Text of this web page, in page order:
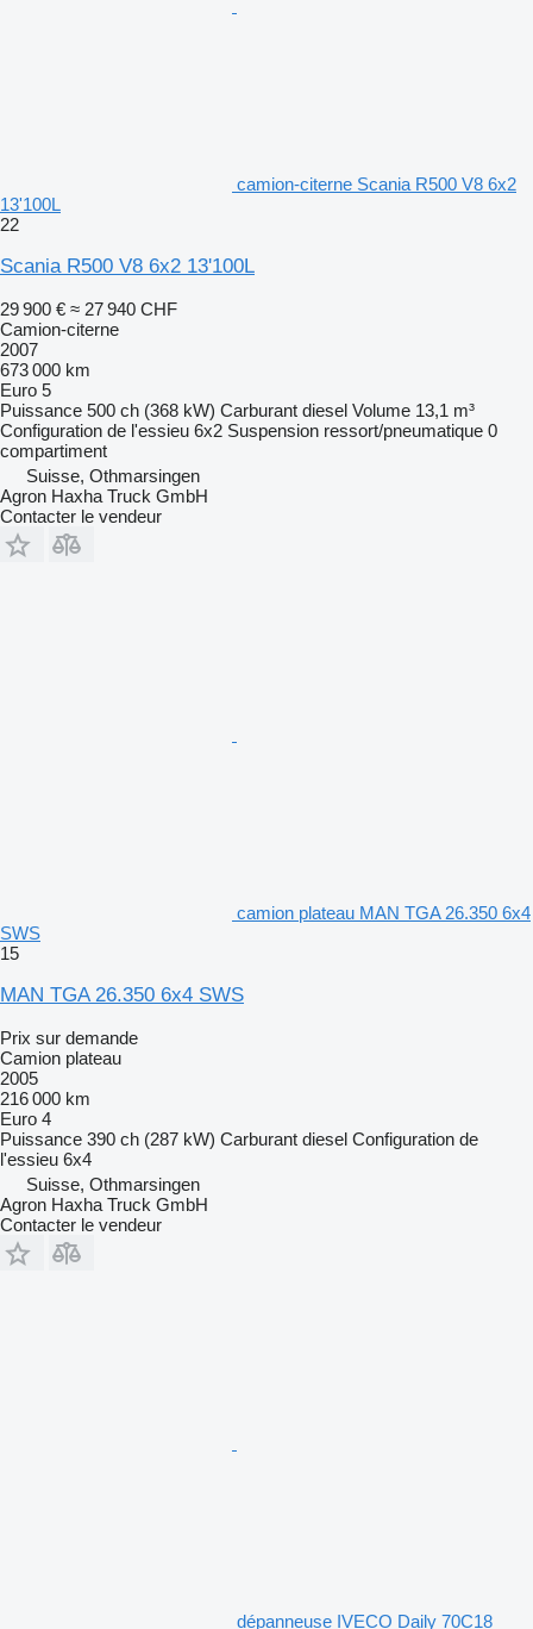
camion-citerne Scania R500 V8 6x2
13'100L
22
Scania R500 V8 6x2 13'100L
29 900 € ≈ 27 940 CHF
Camion-citerne
2007
673 000 km
Euro 5
Puissance 500 ch (368 kW) Carburant diesel Volume 13,1 m³
Configuration de l'essieu 6x2 Suspension ressort/pneumatique 0
compartiment
Suisse, Othmarsingen
Agron Haxha Truck GmbH
Contacter le vendeur
camion plateau MAN TGA 26.350 6x4
SWS
15
MAN TGA 26.350 6x4 SWS
Prix sur demande
Camion plateau
2005
216 000 km
Euro 4
Puissance 390 ch (287 kW) Carburant diesel Configuration de
l'essieu 6x4
Suisse, Othmarsingen
Agron Haxha Truck GmbH
Contacter le vendeur
dépanneuse IVECO Daily 70C18